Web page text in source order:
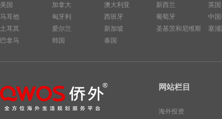
美国
马耳他
土耳其
巴拿马
加拿大
匈牙利
爱尔兰
韩国
澳大利亚
西班牙
新加坡
泰国
新西兰
葡萄牙
圣基茨和尼维斯
英国
中
塞
网站栏目
海外投资